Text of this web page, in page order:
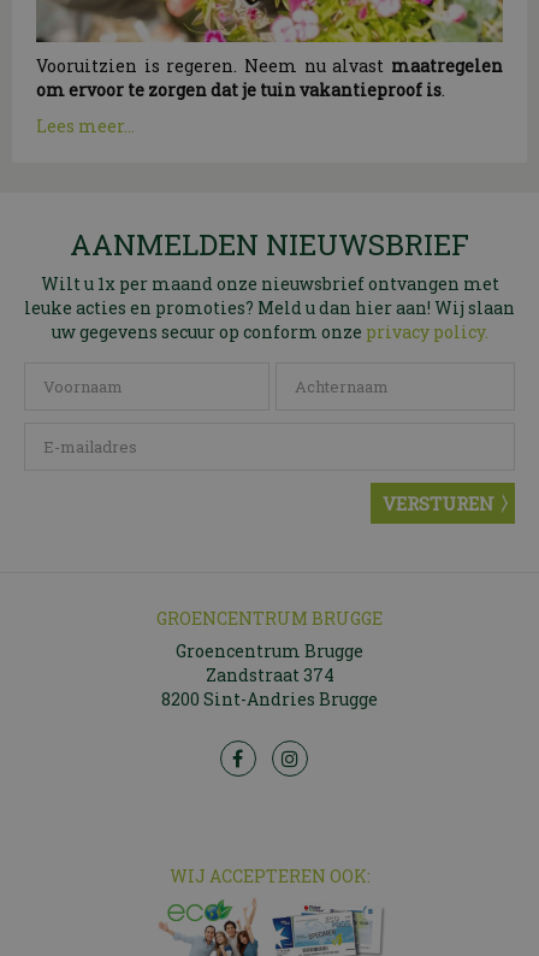
Vooruitzien is regeren. Neem nu alvast maatregelen
om ervoor te zorgen dat je tuin vakantieproof is
Lees meer...
AANMELDEN NIEUWSBRIEF
Wilt u 1x per maand onze nieuwsbrief ontvangen met
leuke acties en promoties? Meld u dan hier aan! Wij slaan
uw gegevens secuur op conform onze privacy policy.
GROENCENTRUM BRUGGE
Groencentrum Brugge
Zandstraat 374
8200 Sint-Andries Brugge
WIJ ACCEPTEREN OOK: